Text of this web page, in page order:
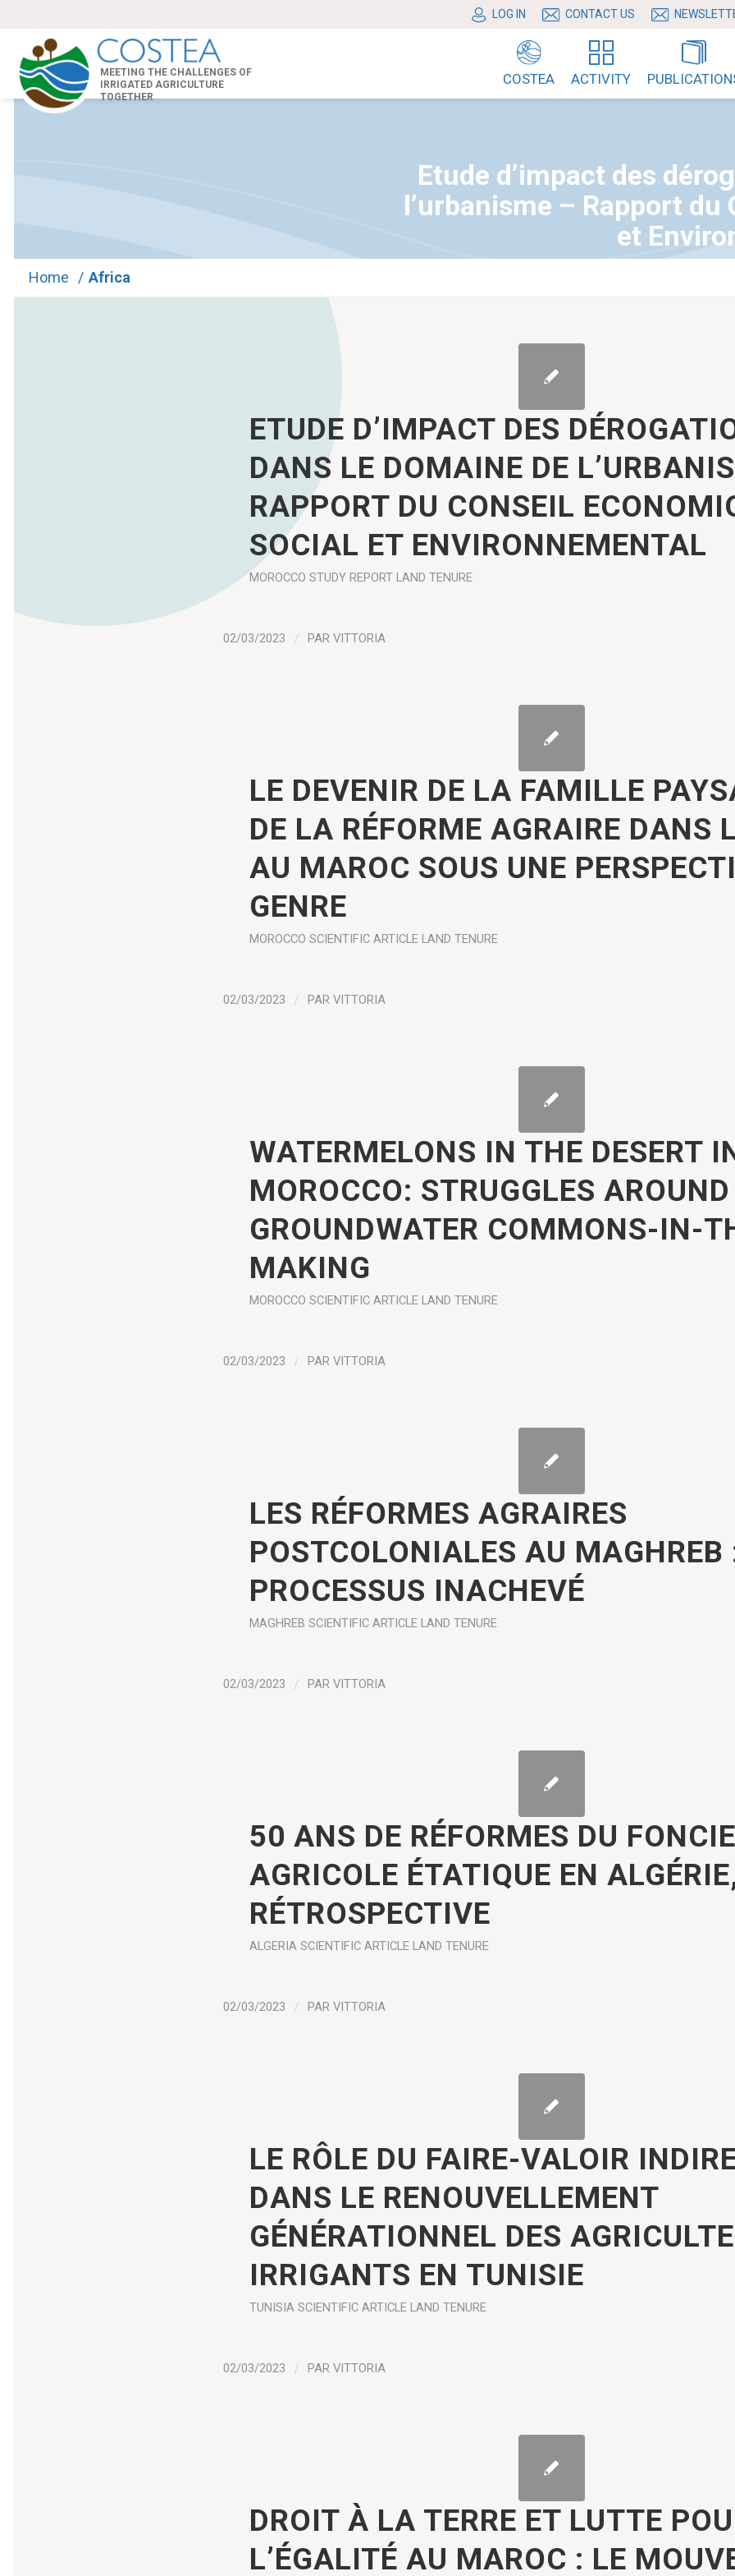
LOG IN CONTACT US
MEETING THE CHALLENGES OF
IRRIGATED AGRICULTURE
TOGETHER
COSTEA ACTIVITY
Etude d’impact des
l’urbanisme – Rapport
et
Home / Africa
ETUDE D’IMPACT DES
DANS LE DOMAINE DE
RAPPORT DU CONSEIL
SOCIAL ET ENVIRONNEMENTAL
MOROCCO STUDY REPORT LAND TENURE
02/03/2023 / PAR VITTORIA
LE DEVENIR DE LA FAMILLE
DE LA RÉFORME AGRAIRE DANS
AU MAROC SOUS UNE
GENRE
MOROCCO SCIENTIFIC ARTICLE LAND TENURE
02/03/2023 / PAR VITTORIA
WATERMELONS IN THE DESERT
MOROCCO: STRUGGLES
GROUNDWATER COMMONS-IN-
MAKING
MOROCCO SCIENTIFIC ARTICLE LAND TENURE
02/03/2023 / PAR VITTORIA
LES RÉFORMES AGRAIRES
POSTCOLONIALES AU MAGHREB
PROCESSUS INACHEVÉ
MAGHREB SCIENTIFIC ARTICLE LAND TENURE
02/03/2023 / PAR VITTORIA
50 ANS DE RÉFORMES DU
AGRICOLE ÉTATIQUE EN
RÉTROSPECTIVE
ALGERIA SCIENTIFIC ARTICLE LAND TENURE
02/03/2023 / PAR VITTORIA
LE RÔLE DU FAIRE-VALOIR
DANS LE RENOUVELLEMENT
GÉNÉRATIONNEL DES
IRRIGANTS EN TUNISIE
TUNISIA SCIENTIFIC ARTICLE LAND TENURE
02/03/2023 / PAR VITTORIA
DROIT À LA TERRE ET LUTTE
L’ÉGALITÉ AU MAROC : LE